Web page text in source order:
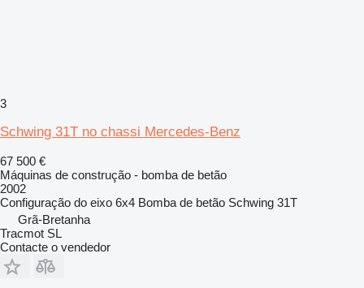
3
Schwing 31T no chassi Mercedes-Benz
67 500 €
Máquinas de construção - bomba de betão
2002
Configuração do eixo 6x4 Bomba de betão Schwing 31T
Grã-Bretanha
Tracmot SL
Contacte o vendedor